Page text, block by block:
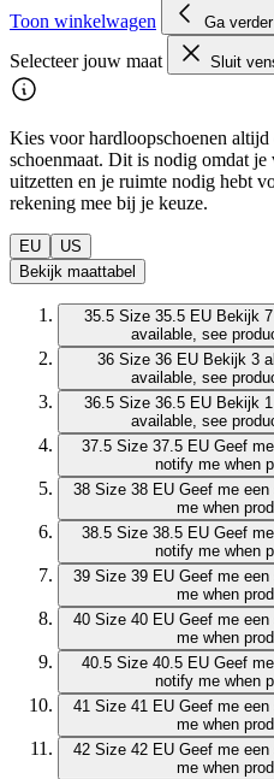
Toon winkelwagen Ga
Selecteer jouw maat Sluit
Kies voor hardloopschoenen altijd
schoenmaat. Dit is nodig omdat
uitzetten en je ruimte nodig hebt
rekening mee bij je keuze.
EU
US
Bekijk maattabel
35.5 Size 35.5 EU Bekijk
available, see
36 Size 36 EU Bekijk 3
available, see
36.5 Size 36.5 EU Bekijk
available, see
37.5 Size 37.5 EU Geef
notify me when
38 Size 38 EU Geef me een
me when
38.5 Size 38.5 EU Geef
notify me when
39 Size 39 EU Geef me een
me when
40 Size 40 EU Geef me een
me when
40.5 Size 40.5 EU Geef
notify me when
41 Size 41 EU Geef me een
me when
42 Size 42 EU Geef me een
me when